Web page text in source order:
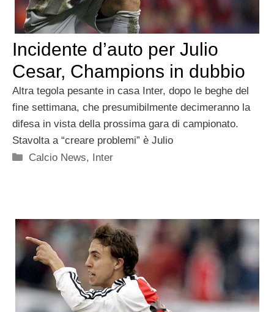
Incidente d’auto per Julio
Cesar, Champions in dubbio
Altra tegola pesante in casa Inter, dopo le beghe del
fine settimana, che presumibilmente decimeranno la
difesa in vista della prossima gara di campionato.
Stavolta a “creare problemi” è Julio
Categorie
Calcio News, Inter